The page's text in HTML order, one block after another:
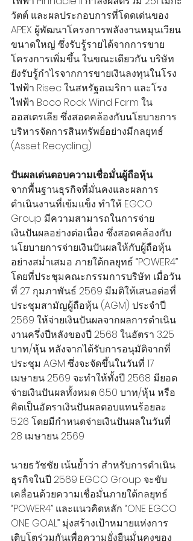
วัตต์ และผลประกอบการที่โดดเด่นของ
APEX ผู้พัฒนาโครงการพลังงานหมุนเวียน
ขนาดใหญ่ ซึ่งรับรู้รายได้จากการขาย
โครงการเพิ่มขึ้น ในขณะเดียวกัน บริษัท
ยังรับรู้กำไรจากการขายเงินลงทุนในโรง
ไฟฟ้า Risec ในสหรัฐอเมริกา และโรง
ไฟฟ้า Boco Rock Wind Farm ใน
ออสเตรเลีย ซึ่งสอดคล้องกับนโยบายการ
บริหารจัดการสินทรัพย์อย่างมีกลยุทธ์
(Asset Recycling)
ปันผลเด่นตอบความเชื่อมั่นผู้ถือหุ้น
จากพื้นฐานธุรกิจที่มั่นคงและผลการ
ดำเนินงานที่เข้มแข็ง ทำให้ EGCO
Group มีความสามารถในการจ่าย
เงินปันผลอย่างต่อเนื่อง ซึ่งสอดคล้องกับ
นโยบายการจ่ายเงินปันผลให้กับผู้ถือหุ้น
อย่างสม่ำเสมอ ภายใต้กลยุทธ์ “POWER4”
โดยที่ประชุมคณะกรรมการบริษัท เมื่อวัน
ที่ 27 กุมภาพันธ์ 2569 มีมติให้เสนอต่อที่
ประชุมสามัญผู้ถือหุ้น (AGM) ประจำปี
2569 ให้จ่ายเงินปันผลจากผลการดำเนิน
งานครึ่งปีหลังของปี 2568 ในอัตรา 3.25
บาท/หุ้น หลังจากได้รับการอนุมัติจากที่
ประชุม AGM ซึ่งจะจัดขึ้นในวันที่ 17
เมษายน 2569 จะทำให้ทั้งปี 2568 มียอด
จ่ายเงินปันผลทั้งหมด 6.50 บาท/หุ้น หรือ
คิดเป็นอัตราเงินปันผลตอบแทนร้อยละ
5.26 โดยมีกำหนดจ่ายเงินปันผลในวันที่
28 เมษายน 2569
นายธวัชชัย เน้นย้ำว่า สำหรับการดำเนิน
ธุรกิจในปี 2569 EGCO Group จะขับ
เคลื่อนด้วยความเชื่อมั่นภายใต้กลยุทธ์
“POWER4” และแนวคิดหลัก “ONE EGCO
ONE GOAL” มุ่งสร้างเป้าหมายแห่งการ
เติบโตร่วมกันเพื่อความยั่งยืนมั่นคงของ